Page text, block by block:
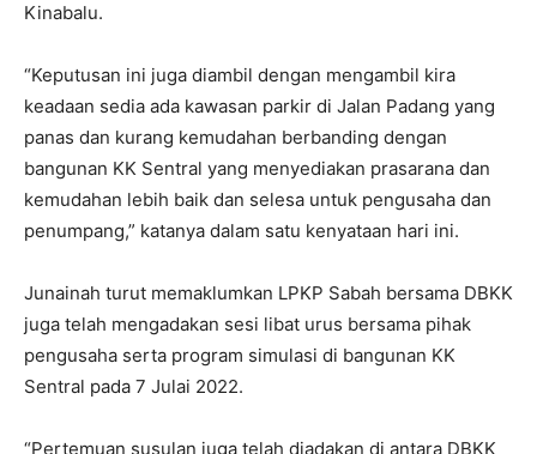
Kinabalu.
“Keputusan ini juga diambil dengan mengambil kira
keadaan sedia ada kawasan parkir di Jalan Padang yang
panas dan kurang kemudahan berbanding dengan
bangunan KK Sentral yang menyediakan prasarana dan
kemudahan lebih baik dan selesa untuk pengusaha dan
penumpang,” katanya dalam satu kenyataan hari ini.
Junainah turut memaklumkan LPKP Sabah bersama DBKK
juga telah mengadakan sesi libat urus bersama pihak
pengusaha serta program simulasi di bangunan KK
Sentral pada 7 Julai 2022.
“Pertemuan susulan juga telah diadakan di antara DBKK